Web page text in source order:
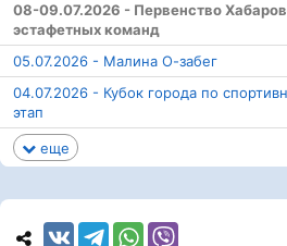
08-09.07.2026 - Первенство
эстафетных команд
05.07.2026 - Малина О-забег
04.07.2026 - Кубок города по
этап
еще